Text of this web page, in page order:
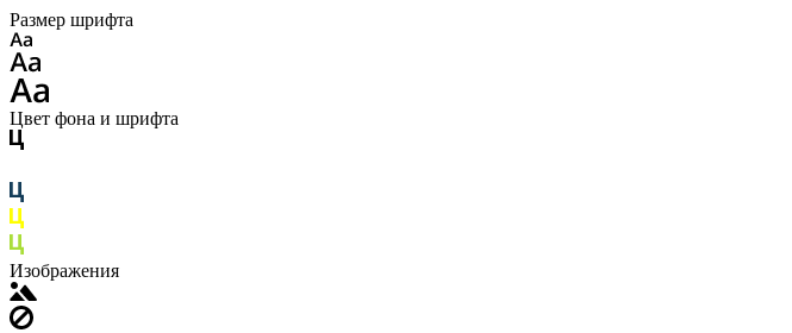
Размер шрифта
Цвет фона и шрифта
Изображения